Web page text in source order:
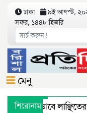
ঢাকা
৯ই আগস্ট, ২০২৬
সফর, ১৪৪৮ হিজরি
মেনু
শিরোনাম
‘শারীরিকভাবে